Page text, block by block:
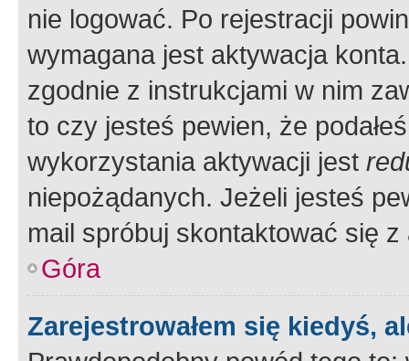
nie logować. Po rejestracji
wymagana jest aktywacja
zgodnie z instrukcjami w nim
to czy jesteś pewien, że
wykorzystania aktywacji jest
niepożądanych. Jeżeli jesteś
mail spróbuj skontaktować się
Góra
Zarejestrowałem się kiedyś,